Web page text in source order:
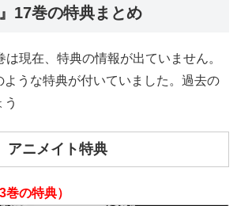
17巻の特典まとめ
は現在、特典の情報が出ていません。
ような特典が付いていました。過去の
アニメイト特典
の特典）